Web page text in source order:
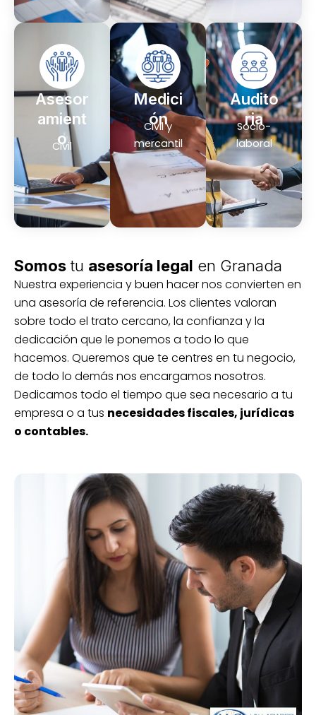
Asesor
amient
o
Civil
Medici
ón
Civil y
mercantil
Audito
ria
Socio-
laboral
Somostu asesoría legal en Granada
Nuestra experiencia y buen hacer nos convierten en
una asesoría de referencia. Los clientes valoran
sobre todo el trato cercano, la confianza y la
dedicación que le ponemos a todo lo que
hacemos. Queremos que te centres en tu negocio,
de todo lo demás nos encargamos nosotros.
Dedicamos todo el tiempo que sea necesario a tu
empresa o a tus necesidades fiscales, jurídicas
o contables.